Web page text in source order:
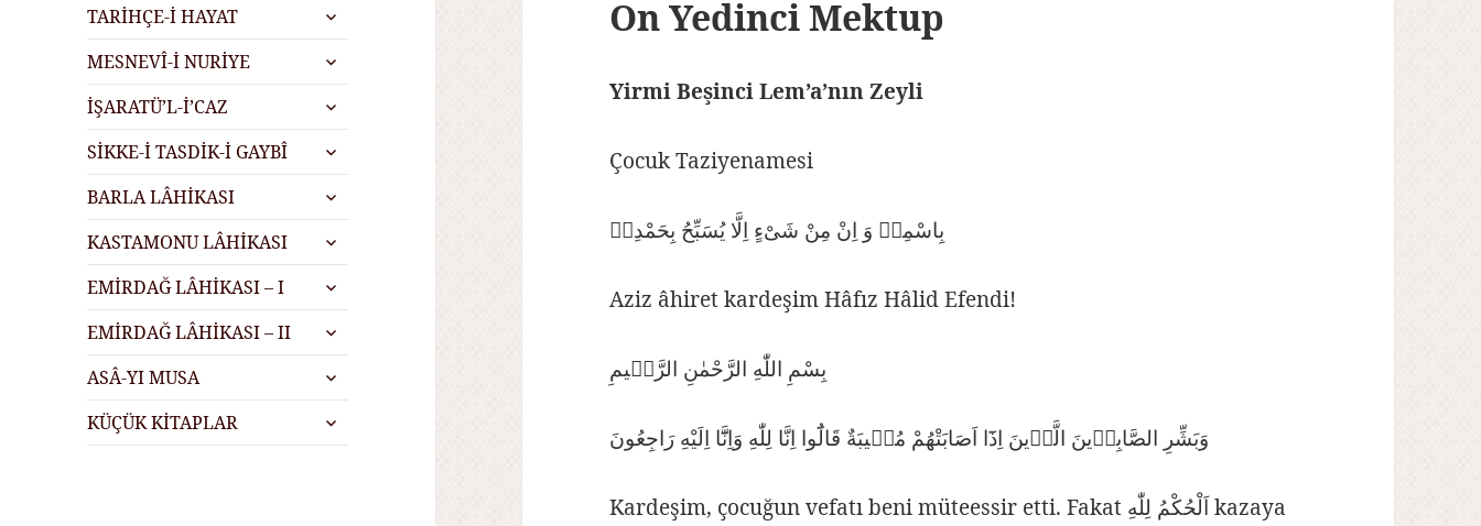
genişlet
TARİHÇE-İ HAYAT
alt
menüyü
genişlet
MESNEVÎ-İ NURİYE
alt
menüyü
genişlet
İŞARATÜ’L-İ’CAZ
alt
menüyü
genişlet
SİKKE-İ TASDİK-İ GAYBÎ
alt
menüyü
genişlet
BARLA LÂHİKASI
alt
menüyü
genişlet
KASTAMONU LÂHİKASI
alt
menüyü
genişlet
EMİRDAĞ LÂHİKASI – I
alt
menüyü
genişlet
EMİRDAĞ LÂHİKASI – II
alt
menüyü
genişlet
ASÂ-YI MUSA
alt
menüyü
genişlet
KÜÇÜK KİTAPLAR
alt
menüyü
On Yedinci Mektup
Yirmi Beşinci Lem’a’nın Zeyli
Çocuk Taziyenamesi
بِاسْمِهٖ وَ اِنْ مِنْ شَىْءٍ اِلَّا يُسَبِّحُ بِحَمْدِهٖ
Aziz âhiret kardeşim Hâfız Hâlid Efendi!
بِسْمِ اللّٰهِ الرَّحْمٰنِ الرَّحٖيمِ
وَبَشِّرِ الصَّابِرٖينَ الَّذٖينَ اِذَٓا اَصَابَتْهُمْ مُصٖيبَةٌ قَالُٓوا اِنَّا لِلّٰهِ وَاِنَّٓا اِلَيْهِ رَاجِعُونَ
Kardeşim, çocuğun vefatı beni müteessir etti. Fakat اَلْحُكْمُ لِلّٰهِ kazaya